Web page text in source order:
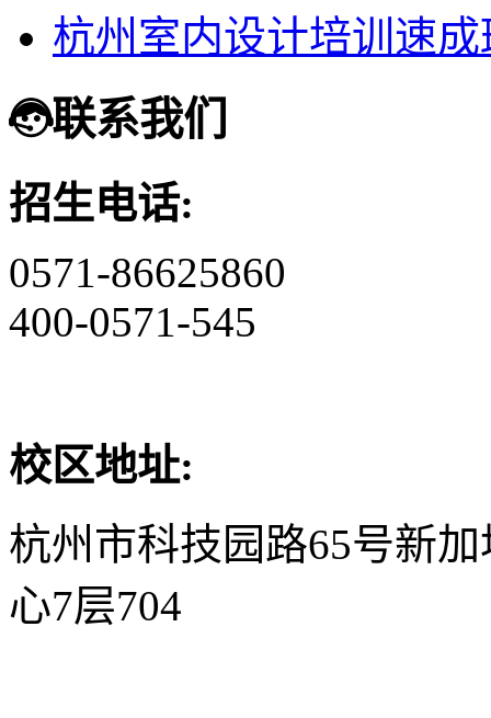
杭州室内设计培训速成
联系我们
招生电话:
0571-86625860
400-0571-545
校区地址:
杭州市科技园路65号新
心7层704